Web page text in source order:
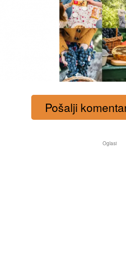
Pošalji
Oglasi